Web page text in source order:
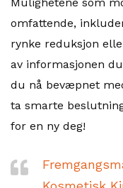
omfattende,
rynke reduksjon
av informasjonen
du nå bevæpnet
ta smarte
for en ny deg!